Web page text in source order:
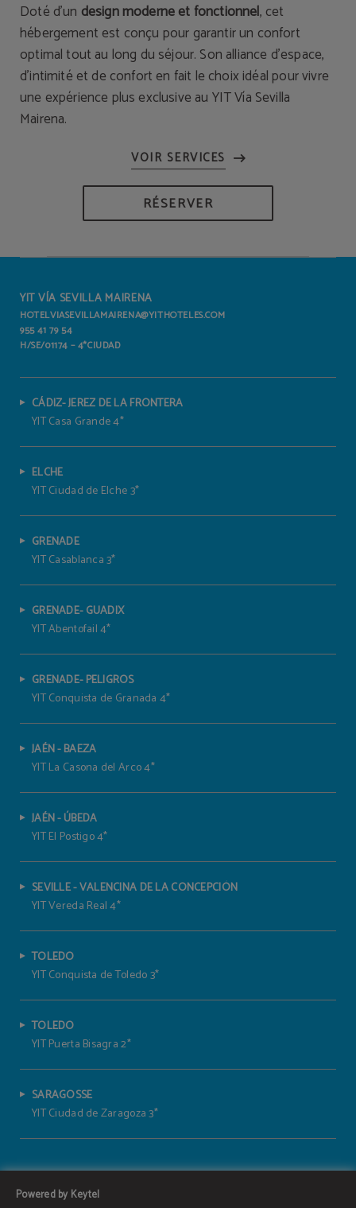
Doté d’un design moderne et fonctionnel, cet
hébergement est conçu pour garantir un confort
optimal tout au long du séjour. Son alliance d’espace,
d’intimité et de confort en fait le choix idéal pour vivre
une expérience plus exclusive au YIT Vía Sevilla
Mairena.
RÉSERVER
YIT VÍA SEVILLA MAIRENA
HOTELVIASEVILLAMAIRENA@YITHOTELES.COM
955 41 79 54
H/SE/01174 – 4*CIUDAD
CÁDIZ- JEREZ DE LA FRONTERA
YIT Casa Grande 4*
ELCHE
YIT Ciudad de Elche 3*
GRENADE
YIT Casablanca 3*
GRENADE- GUADIX
YIT Abentofail 4*
GRENADE- PELIGROS
YIT Conquista de Granada 4*
JAÉN - BAEZA
YIT La Casona del Arco 4*
JAÉN - ÚBEDA
YIT El Postigo 4*
SEVILLE - VALENCINA DE LA CONCEPCIÓN
YIT Vereda Real 4*
TOLEDO
YIT Conquista de Toledo 3*
TOLEDO
YIT Puerta Bisagra 2*
SARAGOSSE
YIT Ciudad de Zaragoza 3*
Powered by Keytel